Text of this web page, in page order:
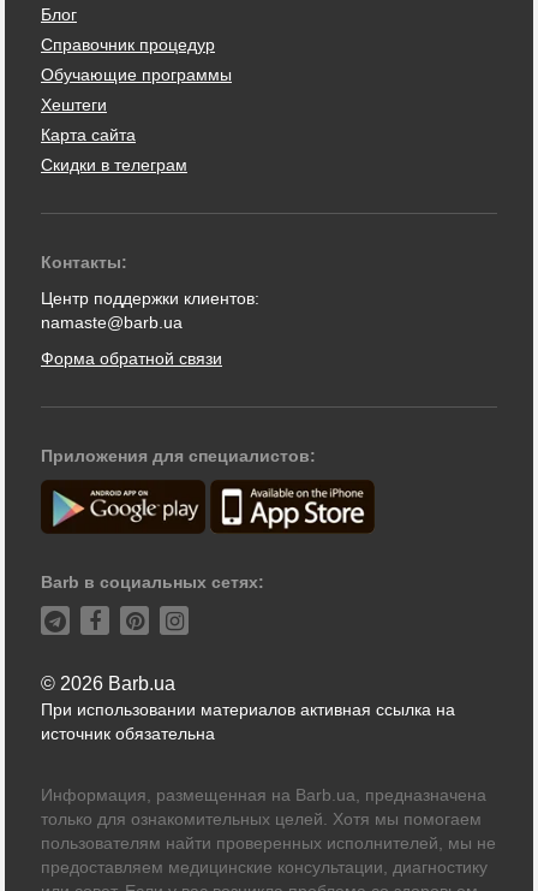
Блог
Справочник процедур
Обучающие программы
Хештеги
Карта сайта
Скидки в телеграм
Контакты:
Центр поддержки клиентов:
namaste@barb.ua
Форма обратной связи
Приложения для специалистов:
Barb в социальных сетях:
© 2026 Barb.ua
При использовании материалов активная ссылка на
источник обязательна
Информация, размещенная на Barb.ua, предназначена
только для ознакомительных целей. Хотя мы помогаем
пользователям найти проверенных исполнителей, мы не
предоставляем медицинские консультации, диагностику